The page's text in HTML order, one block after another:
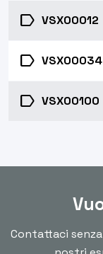
label VSX00012
label VSX00034
label VSX00100
Contattaci